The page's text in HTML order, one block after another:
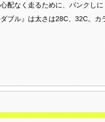
配なく走るために、パンクし
ブル』は太さは28C、32C。